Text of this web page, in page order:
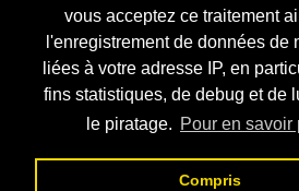
vous acceptez ce traitement
l'enregistrement de données de
liées à votre adresse IP, en
fins statistiques, de debug et de
le piratage. Pour en savoir
Compris
Annonces
Liens externes
Téléchargement
Contact